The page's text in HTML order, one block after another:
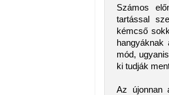
Számos
tartással
kémcső
mód,
ki tudják
Az újonnan